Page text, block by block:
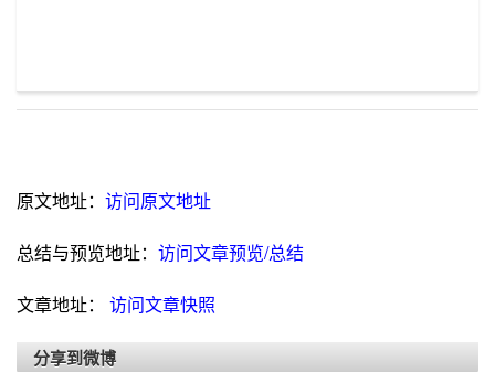
原文地址： 访问原文地址
总结与预览地址： 访问文章预览/总结
文章地址： 访问文章快照
分享到微博